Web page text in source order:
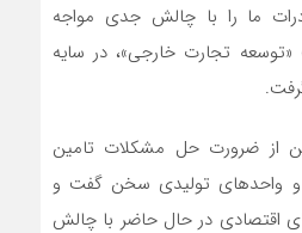
ما را با چالش جدی مواجه
تجارت خارجی»، در سایه
از ضرورت حل مشکلات تامین
و واحدهای تولیدی سخن گفت و
اقتصادی در حال حاضر با چالش